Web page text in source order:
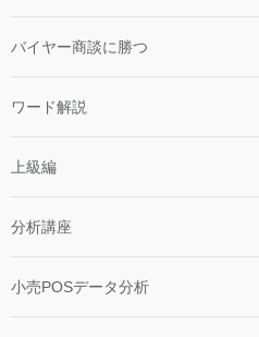
バイヤー商談に勝つ
ワード解説
上級編
分析講座
小売POSデータ分析